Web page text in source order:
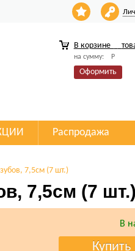
В корзине
на сумму: Р
Оформить
Распродажа
7,5см (7 шт.)
7,5см (7 шт.)
В